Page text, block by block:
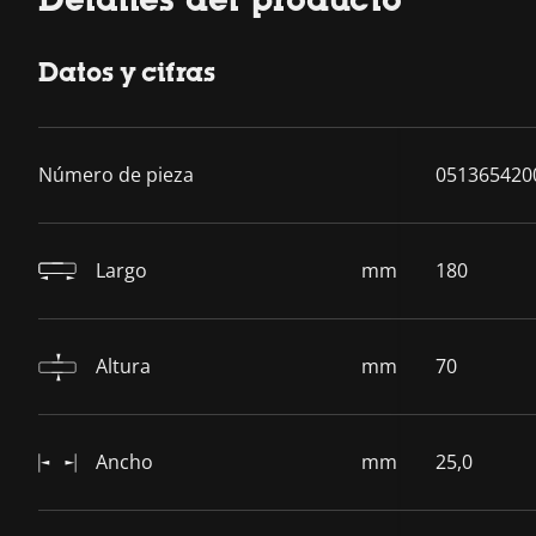
Datos y cifras
Número de pieza
Largo mm 180
Altura mm 70
Ancho mm 25,0